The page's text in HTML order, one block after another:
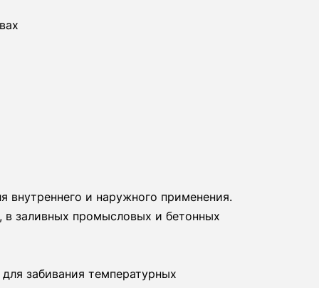
внутреннего и наружного применения.
в заливных промысловых и бетонных
забивания температурных